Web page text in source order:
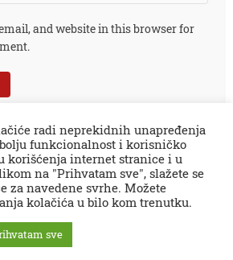
and website in this browser for
© 2026. Zaječar Online
kontakt kolumne
radi neprekidnih unapređenja
funkcionalnost i korisničko
korišćenja internet stranice i u
na "Prihvatam sve", slažete se
za navedene svrhe. Možete
kolačića u bilo kom trenutku.
sve